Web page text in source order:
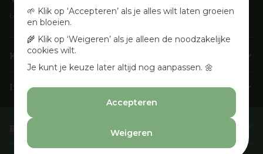
🌱 Klik op ‘Accepteren’ als je alles wilt laten groeien
en bloeien.
🌾 Klik op ‘Weigeren’ als je alleen de noodzakelijke
cookies wilt.
Je kunt je keuze later altijd nog aanpassen. 🌼
Accepteren
Weigeren
Lees onzePrivacyverklaring
Klantenservice
Info & openingstijden